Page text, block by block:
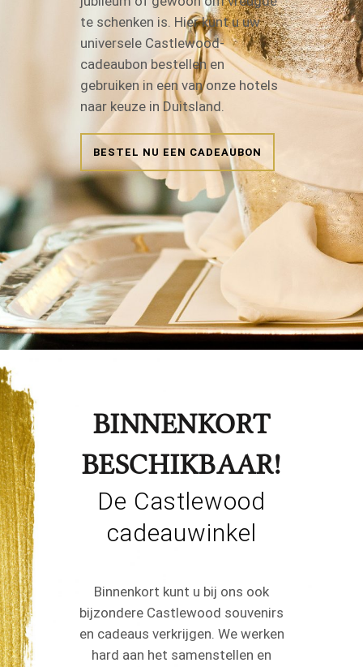
te schenken is. Hier kunt u uw
universele Castlewood-
cadeaubon bestellen en
gebruiken in een van onze hotels
naar keuze in Duitsland.
BESTEL NU EEN CADEAUBON
BINNENKORT
BESCHIKBAAR!
De Castlewood
cadeauwinkel
Binnenkort kunt u bij ons ook
bijzondere Castlewood souvenirs
en cadeaus verkrijgen. We werken
hard aan het samenstellen en